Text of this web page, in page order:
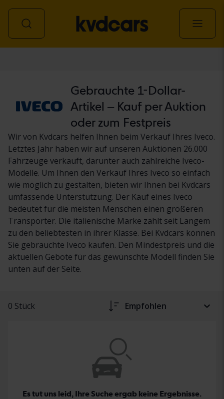
Gebrauchte 1-Dollar-
Artikel – Kauf per Auktion
oder zum Festpreis
Wir von Kvdcars helfen Ihnen beim Verkauf Ihres Iveco.
Letztes Jahr haben wir auf unseren Auktionen 26.000
Fahrzeuge verkauft, darunter auch zahlreiche Iveco-
Modelle. Um Ihnen den Verkauf Ihres Iveco so einfach
wie möglich zu gestalten, bieten wir Ihnen bei Kvdcars
umfassende Unterstützung. Der Kauf eines Iveco
bedeutet für die meisten Menschen einen größeren
Transporter. Die italienische Marke zählt seit Langem
zu den beliebtesten in ihrer Klasse. Bei Kvdcars können
Sie gebrauchte Iveco kaufen. Den Mindestpreis und die
aktuellen Gebote für das gewünschte Modell finden Sie
unten auf der Seite.
0 Stück Empfohlen
Es tut uns leid, Ihre Suche ergab keine Ergebnisse.